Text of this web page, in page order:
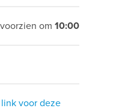
om 10:00
voor deze